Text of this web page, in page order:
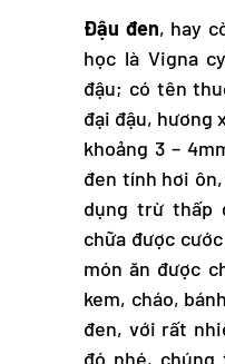
Đậu đen, hay
học là Vigna
đậu; có tên
đại đậu, hương
khoảng 3 –
đen tính hơi
dụng trừ thấp
chữa được
món ăn được
kem, cháo,
đen, với rất
đó nhé,